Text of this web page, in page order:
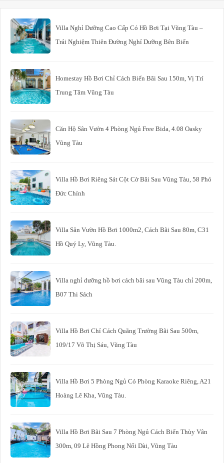
Villa Nghỉ Dưỡng Cao Cấp Có Hồ Bơi Tại Vũng Tàu –
Trải Nghiệm Thiên Đường Nghỉ Dưỡng Bên Biển
Homestay Hồ Bơi Chỉ Cách Biển Bãi Sau 150m, Vị Trí
Trung Tâm Vũng Tàu
Căn Hộ Sân Vườn 4 Phòng Ngủ Free Bida, 4.08 Oasky
Vũng Tàu
Villa Hồ Bơi Riêng Sát Cột Cờ Bãi Sau Vũng Tàu, 58 Phó
Đức Chính
Villa Sân Vườn Hồ Bơi 1000m2, Cách Bãi Sau 80m, C31
Hồ Quý Ly, Vũng Tàu.
Villa nghỉ dưỡng hồ bơi cách bãi sau Vũng Tàu chỉ 200m,
B07 Thi Sách
Villa Hồ Bơi Chỉ Cách Quãng Trường Bãi Sau 500m,
109/17 Võ Thị Sáu, Vũng Tàu
Villa Hồ Bơi 5 Phòng Ngủ Có Phòng Karaoke Riêng, A21
Hoàng Lê Kha, Vũng Tàu.
Villa Hồ Bơi Bãi Sau 7 Phòng Ngủ Cách Biển Thùy Vân
300m, 09 Lê Hồng Phong Nối Dài, Vũng Tàu